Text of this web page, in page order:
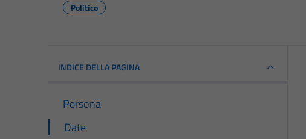
Politico
INDICE DELLA PAGINA
Persona
Date